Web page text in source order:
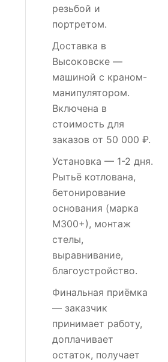
резьбой и
портретом.
Доставка в
Высоковске —
машиной с краном-
манипулятором.
Включена в
стоимость для
заказов от 50 000 ₽.
Установка — 1-2 дня.
Рытьё котлована,
бетонирование
основания (марка
М300+), монтаж
стелы,
выравнивание,
благоустройство.
Финальная приёмка
— заказчик
принимает работу,
доплачивает
остаток, получает